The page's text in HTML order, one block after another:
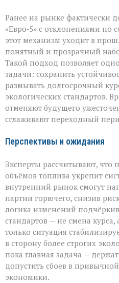
Ранее на рынке фактически
«Евро‑5» с отклонениями по
этот механизм уходит в
понятный и прозрачный
Такой подход позволяет
задачи: сохранить
размывать долгосрочный
экологических стандартов.
отменяют будущего
сглаживают переходный
Перспективы и ожидания
Эксперты рассчитывают, что
объёмов топлива укрепит
внутренний рынок смогут
партии горючего, снизив
логика изменений
стандартов — не смена
только ситуация
в сторону более строгих
пока главная задача —
допустить сбоев в
экономики.